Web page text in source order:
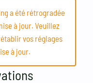
a été rétrogradée
à jour. Veuillez
vos réglages
à jour.